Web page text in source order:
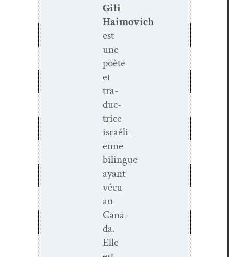
Gili
Haimovich
est
une
poète
et
tra­
duc­
trice
israéli­
enne
bilingue
ayant
vécu
au
Cana­
da.
Elle